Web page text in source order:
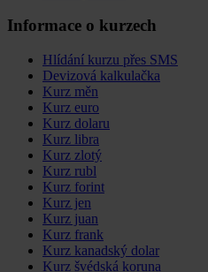
Informace o kurzech
Hlídání kurzu přes SMS
Devizová kalkulačka
Kurz měn
Kurz euro
Kurz dolaru
Kurz libra
Kurz zlotý
Kurz rubl
Kurz forint
Kurz jen
Kurz juan
Kurz frank
Kurz kanadský dolar
Kurz švédská koruna